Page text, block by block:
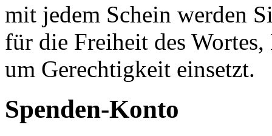
mit jedem Schein werden
für die Freiheit des
um Gerechtigkeit einsetzt.
Spenden-Konto